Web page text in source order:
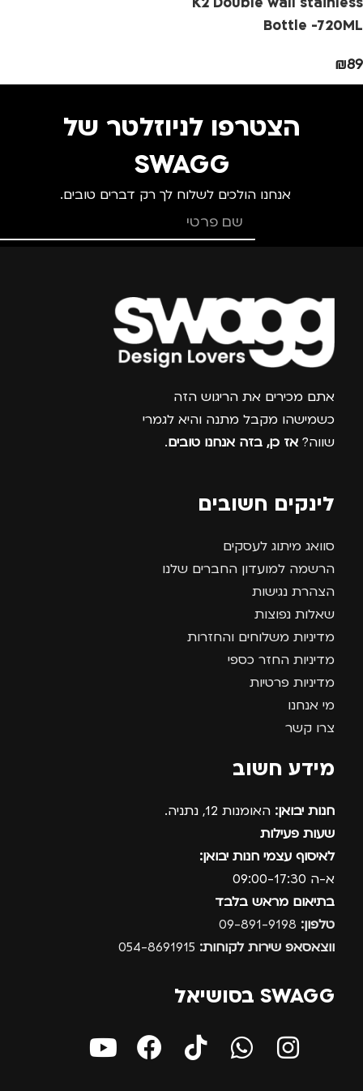
Bottle -720ML
₪89
הצטרפו לניוזלטר של
SWAGG
אנחנו הולכים לשלוח לך רק דברים טובים.
צרפו אותי למועדון
אתם מכירים את הריגוש הזה
כשמישהו מקבל מתנה והיא לגמרי
שווה? אז כן, בזה אנחנו טובים.
לינקים חשובים
סוואג מיתוג לעסקים
הרשמה למועדון החברים שלנו
הצהרת נגישות
שאלות נפוצות
מדיניות משלוחים והחזרות
מדיניות החזר כספי
מדיניות פרטיות
מי אנחנו
צרו קשר
מידע חשוב
חנות יבואן: האומנות 12, נתניה.
שעות פעילות
לאיסוף עצמי חנות יבואן:
א-ה 09:00-17:30
בתיאום מראש בלבד
טלפון:
ווצאסאפ שירות לקוחות:
SWAGG בסושיאל